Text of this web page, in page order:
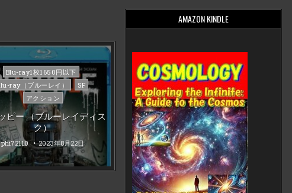
Posted
in
Blu-ray1枚1650円以下
ray（ブルーレイ）
SF
アクション
ピー （ブルーレイディス
ク）
phi72110 2023年8月22日
AMAZON KINDLE